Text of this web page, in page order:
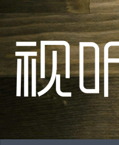
跳至内容